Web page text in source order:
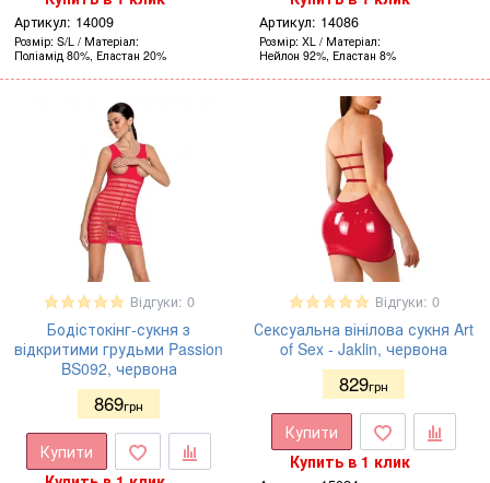
Артикул: 14009
Розмір S/L
Матеріал
Поліамід 80%, Еластан 20%
Артикул: 14086
Розмір XL
Матеріал
Нейлон 92%, Еластан 8%
Відгуки: 0
Бодістокінг-сукня з
відкритими грудьми Passion
BS092, червона
869грн
Купити
Відгуки: 0
Сексуальна вінілова сукня Art
of Sex - Jaklin, червона
829грн
Купити
Купить в 1 клик